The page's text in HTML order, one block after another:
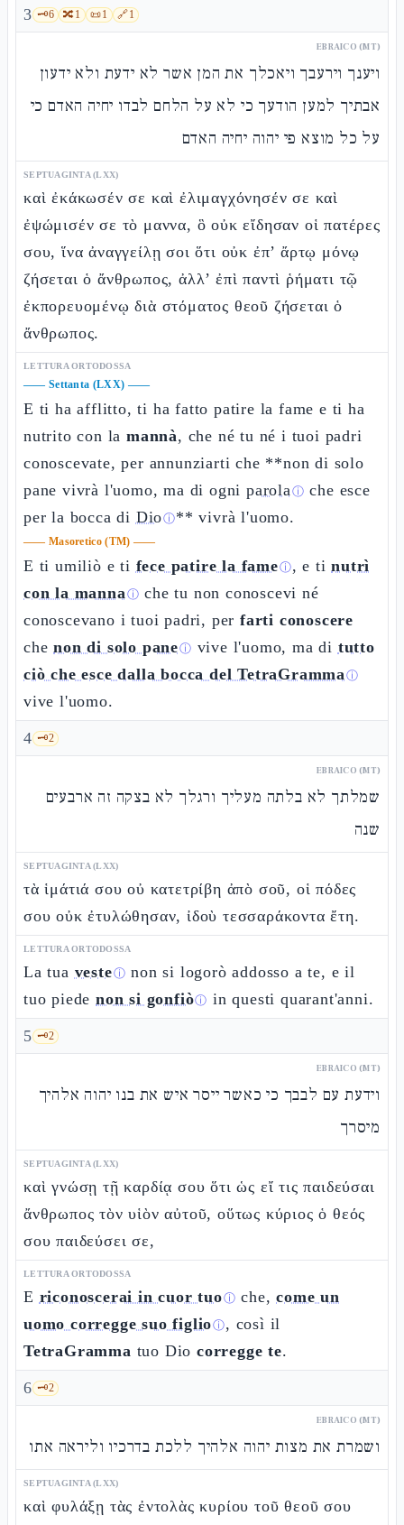
3 🗝️6 🔀1 📜1 🔗1
EBRAICO (MT)
ויענך וירעבך ויאכלך את המן אשר לא ידעת ולא ידעון
אבתיך למען הודעך כי לא על הלחם לבדו יחיה האדם כי
על כל מוצא פי יהוה יחיה האדם
SEPTUAGINTA (LXX)
καὶ ἐκάκωσέν σε καὶ ἐλιμαγχόνησέν σε καὶ
ἐψώμισέν σε τὸ μαννα, ὃ οὐκ εἴδησαν οἱ πατέρες
σου, ἵνα ἀναγγείλῃ σοι ὅτι οὐκ ἐπ’ ἄρτῳ μόνῳ
ζήσεται ὁ ἄνθρωπος, ἀλλ’ ἐπὶ παντὶ ῥήματι τῷ
ἐκπορευομένῳ διὰ στόματος θεοῦ ζήσεται ὁ
ἄνθρωπος.
LETTURA ORTODOSSA
—— Settanta (LXX) ——
E ti ha afflitto, ti ha fatto patire la fame e ti ha
nutrito con lamannà, che né tu né i tuoi padri
conoscevate, per annunziarti che **non di solo
pane vivrà l'uomo, ma di ogniparolaⓘ che esce
per la bocca di Dioⓘ** vivrà l'uomo.
—— Masoretico (TM) ——
E ti umiliò e ti fece patire la fameⓘ, e tinutrì
con la mannaⓘ che tu non conoscevi né
conoscevano i tuoi padri, perfarti conoscere
chenon di solo paneⓘ vive l'uomo, ma di tutto
ciò che esce dalla bocca del TetraGrammaⓘ
vive l'uomo.
4 🗝️2
EBRAICO (MT)
שמלתך לא בלתה מעליך ורגלך לא בצקה זה ארבעים
שנה
SEPTUAGINTA (LXX)
τὰ ἱμάτιά σου οὐ κατετρίβη ἀπὸ σοῦ, οἱ πόδες
σου οὐκ ἐτυλώθησαν, ἰδοὺ τεσσαράκοντα ἔτη.
LETTURA ORTODOSSA
La tua vesteⓘ non si logorò addosso a te, e il
tuo piedenon si gonfiòⓘ in questi quarant'anni.
5 🗝️2
EBRAICO (MT)
וידעת עם לבבך כי כאשר ייסר איש את בנו יהוה אלהיך
מיסרך
SEPTUAGINTA (LXX)
καὶ γνώσῃ τῇ καρδίᾳ σου ὅτι ὡς εἴ τις παιδεύσαι
ἄνθρωπος τὸν υἱὸν αὐτοῦ, οὕτως κύριος ὁ θεός
σου παιδεύσει σε,
LETTURA ORTODOSSA
E riconoscerai in cuor tuoⓘ che,come un
uomo corregge suo figlioⓘ, così il
TetraGramma tuo Diocorregge te.
6 🗝️2
EBRAICO (MT)
ושמרת את מצות יהוה אלהיך ללכת בדרכיו וליראה אתו
SEPTUAGINTA (LXX)
καὶ φυλάξῃ τὰς ἐντολὰς κυρίου τοῦ θεοῦ σου